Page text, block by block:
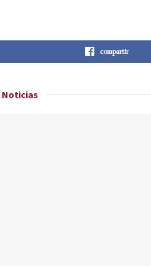
compartir
Noticias